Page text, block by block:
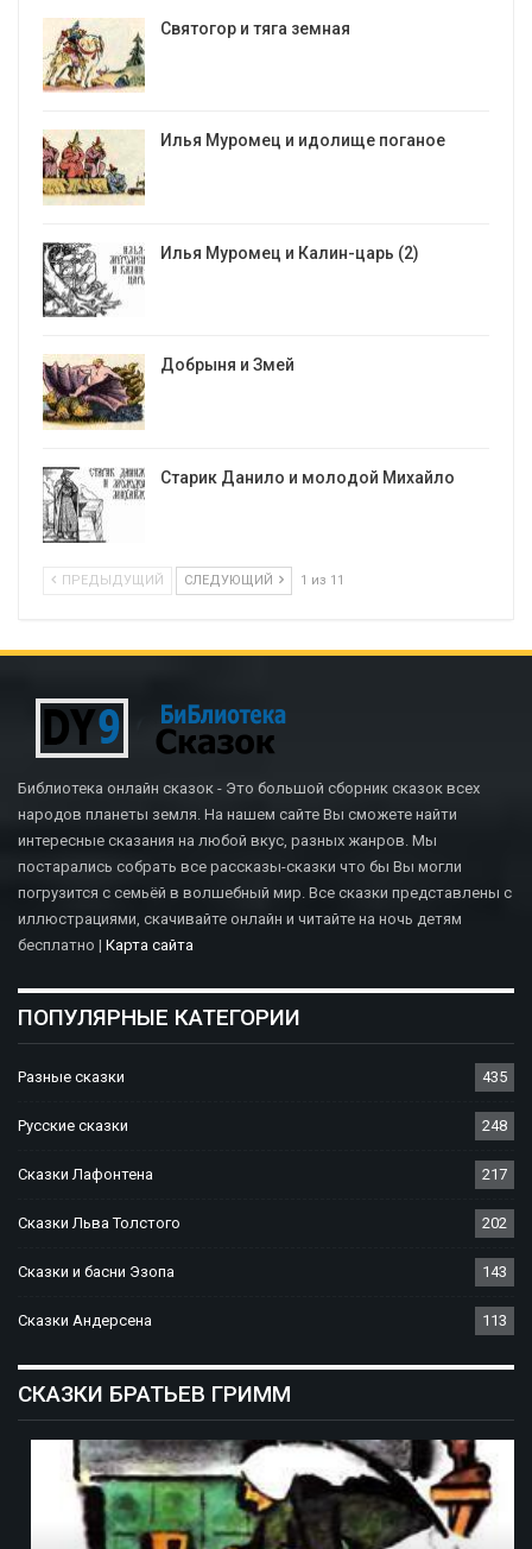
Святогор и тяга земная
Илья Муромец и идолище поганое
Илья Муромец и Калин-царь (2)
Добрыня и Змей
Старик Данило и молодой Михайло
ПРЕДЫДУЩИЙ СЛЕДУЮЩИЙ 1 из 11
Библиотека онлайн сказок - Это большой сборник сказок всех
народов планеты земля. На нашем сайте Вы сможете найти
интересные сказания на любой вкус, разных жанров. Мы
постарались собрать все рассказы-сказки что бы Вы могли
погрузится с семьёй в волшебный мир. Все сказки представлены с
иллюстрациями, скачивайте онлайн и читайте на ночь детям
бесплатно | Карта сайта
ПОПУЛЯРНЫЕ КАТЕГОРИИ
Разные сказки 435
Русские сказки 248
Сказки Лафонтена 217
Сказки Льва Толстого 202
Сказки и басни Эзопа 143
Сказки Андерсена 113
СКАЗКИ БРАТЬЕВ ГРИММ